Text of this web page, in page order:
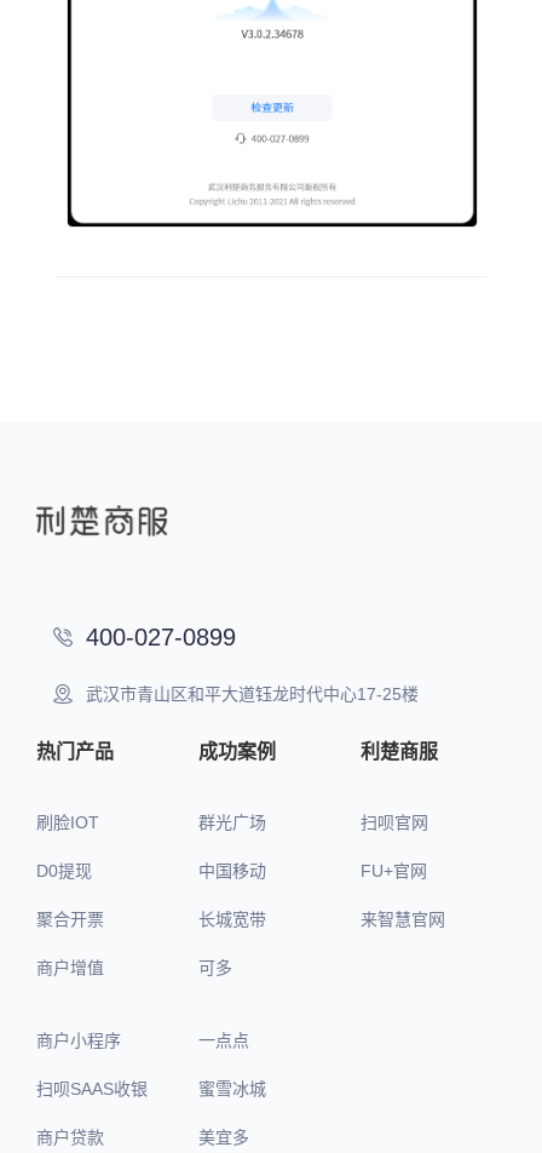
400-027-0899
武汉市青山区和平大道钰龙时代中心17-25楼
热门产品
刷脸IOT
D0提现
聚合开票
商户增值
商户小程序
扫呗SAAS收银
商户贷款
成功案例
群光广场
中国移动
长城宽带
可多
一点点
蜜雪冰城
美宜多
利楚商服
扫呗官网
FU+官网
来智慧官网